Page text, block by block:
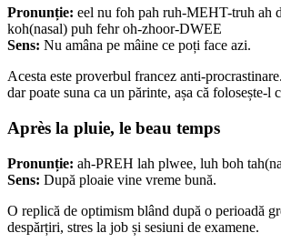
Pronunție: eel nu foh pah ruh-MEHT-truh ah
koh(nasal) puh fehr oh-zhoor-DWEE
Sens: Nu amâna pe mâine ce poți face azi.
Acesta este proverbul francez anti-
dar poate suna ca un părinte, așa că folosește-l
Après la pluie, le beau temps
Pronunție: ah-PREH lah plwee, luh boh
Sens: După ploaie vine vreme bună.
O replică de optimism blând după o perioadă
despărțiri, stres la job și sesiuni de examene.